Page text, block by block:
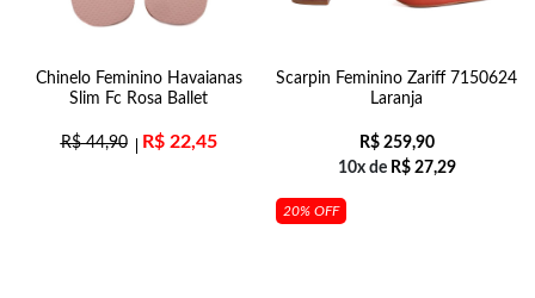
Chinelo Feminino Havaianas
Slim Fc Rosa Ballet
R$44,90 R$22,45
Scarpin Feminino Zariff 7150624
Laranja
R$259,90
10x de R$27,29
20% OFF